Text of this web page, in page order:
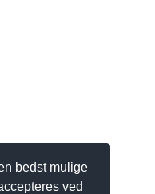
bedst mulige
ved